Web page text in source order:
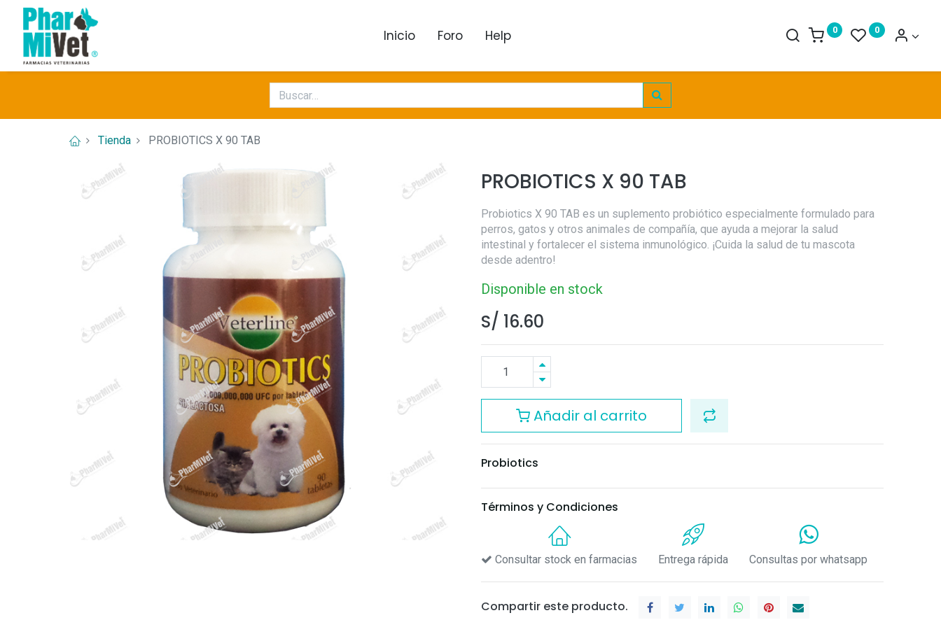
Inicio Foro Help 0 0
Tienda PROBIOTICS X 90 TAB
PROBIOTICS X 90 TAB
Probiotics X 90 TAB es un suplemento probiótico especialmente formulado para
perros, gatos y otros animales de compañía, que ayuda a mejorar la salud
intestinal y fortalecer el sistema inmunológico. ¡Cuida la salud de tu mascota
desde adentro!
Disponible en stock
S/ 16.60
Añadir al carrito
Probiotics
Términos y Condiciones
Consultar stock en farmacias Entrega rápida Consultas por whatsapp
Compartir este producto.